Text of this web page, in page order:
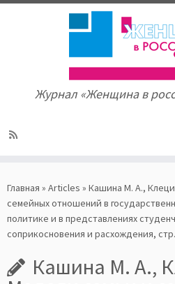
to
content
Журнал «Женщина в
Главная » Articles » Кашина М. А.,
семейных отношений в
политике и в представлениях
соприкосновения и расхождения,
Кашина М. А.,